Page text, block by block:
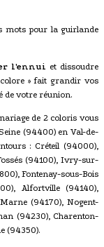
mots pour la guirlande
l'ennui et dissoudre
» fait grandir vos
de votre réunion.
de 2 coloris vous
(94400) en Val-de-
: Créteil (94000),
(94100), Ivry-sur-
Fontenay-sous-Bois
Alfortville (94140),
(94170), Nogent-
(94230), Charenton-
(94350).